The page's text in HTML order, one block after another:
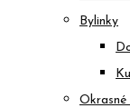
Bylinky
Okrasné